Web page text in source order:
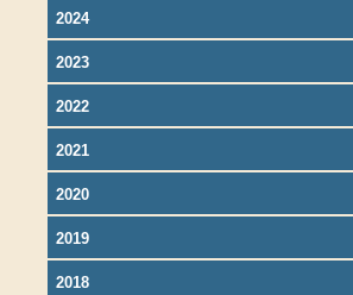
2024
2023
2022
2021
2020
2019
2018